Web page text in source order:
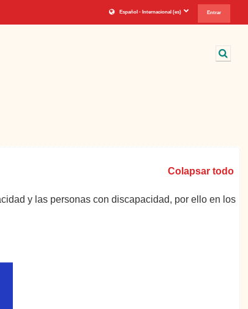
Español - Internacional ‎(es)‎ Entrar
Colapsar todo
y las personas con discapacidad, por ello en los